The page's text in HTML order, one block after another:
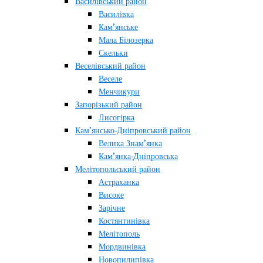
Василівка
Кам’янське
Мала Білозерка
Скельки
Веселівський район
Веселе
Менчикури
Запорізький район
Лисогірка
Кам’янсько-Дніпровський район
Велика Знам’янка
Кам’янка-Дніпровська
Мелітопольський район
Астраханка
Високе
Зарічне
Костянтинівка
Мелітополь
Мордвинівка
Новопилипівка